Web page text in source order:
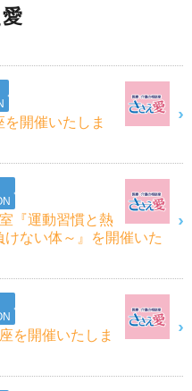
開催いたしま
『運動習慣と熱
ない体～』を開催いた
を開催いたしま